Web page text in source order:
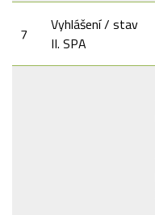
7
Vyhlášení / stav
II. SPA